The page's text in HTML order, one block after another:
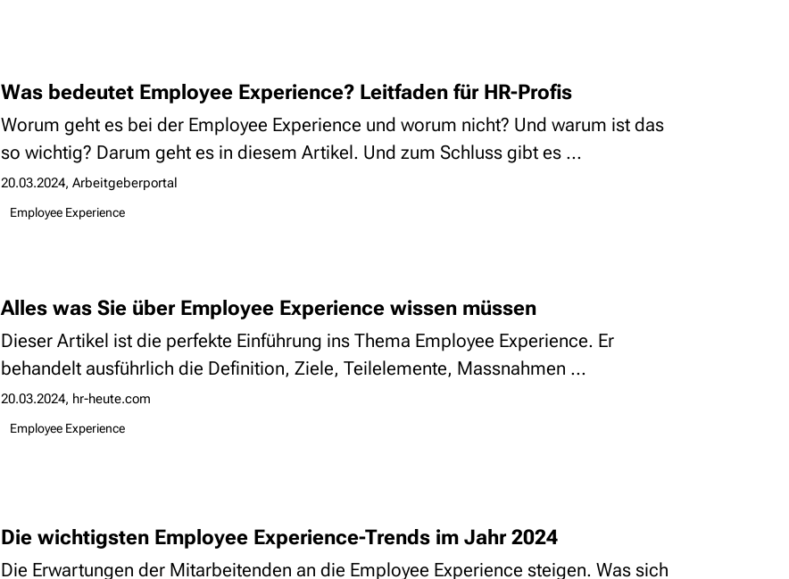
Was bedeutet Employee Experience? Leitfaden für HR-Profis
Worum geht es bei der Employee Experience und worum nicht? Und warum ist das
so wichtig? Darum geht es in diesem Artikel. Und zum Schluss gibt es ...
20.03.2024 Arbeitgeberportal
Employee Experience
Alles was Sie über Employee Experience wissen müssen
Dieser Artikel ist die perfekte Einführung ins Thema Employee Experience. Er
behandelt ausführlich die Definition, Ziele, Teilelemente, Massnahmen ...
20.03.2024 hr-heute.com
Employee Experience
Die wichtigsten Employee Experience-Trends im Jahr 2024
Die Erwartungen der Mitarbeitenden an die Employee Experience steigen. Was sich